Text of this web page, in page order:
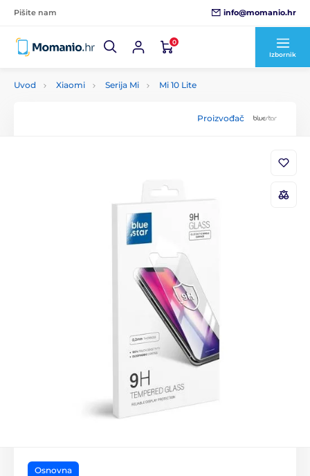
Pišite nam info@momanio.hr
0
Izbornik
Uvod Xiaomi Serija Mi Mi 10 Lite
Proizvođač
Osnovna